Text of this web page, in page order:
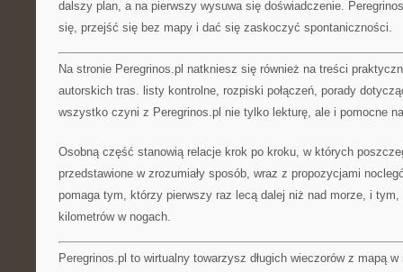
dalszy plan, a na pierwszy wysuwa się doświadczenie.
się, przejść się bez mapy i dać się zaskoczyć spontaniczności.
Na stronie Peregrinos.pl natkniesz się również na treści
autorskich tras. listy kontrolne, rozpiski połączeń, porady
wszystko czyni z Peregrinos.pl nie tylko lekturę, ale i pomocne
Osobną część stanowią relacje krok po kroku, w których
przedstawione w zrozumiały sposób, wraz z propozycjami
pomaga tym, którzy pierwszy raz lecą dalej niż nad morze, i
kilometrów w nogach.
Peregrinos.pl to wirtualny towarzysz długich wieczorów z mapą